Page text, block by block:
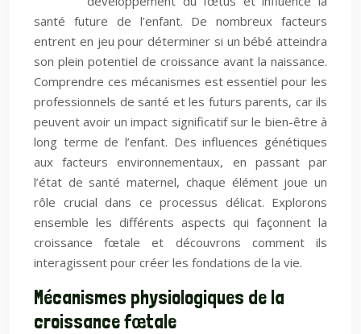
santé future de l’enfant. De nombreux facteurs
entrent en jeu pour déterminer si un bébé atteindra
son plein potentiel de croissance avant la naissance.
Comprendre ces mécanismes est essentiel pour les
professionnels de santé et les futurs parents, car ils
peuvent avoir un impact significatif sur le bien-être à
long terme de l’enfant. Des influences génétiques
aux facteurs environnementaux, en passant par
l’état de santé maternel, chaque élément joue un
rôle crucial dans ce processus délicat. Explorons
ensemble les différents aspects qui façonnent la
croissance fœtale et découvrons comment ils
interagissent pour créer les fondations de la vie.
Mécanismes physiologiques de la
croissance fœtale